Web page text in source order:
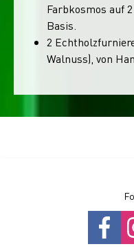
Farbkosmos auf
Basis.
2
Walnuss), von